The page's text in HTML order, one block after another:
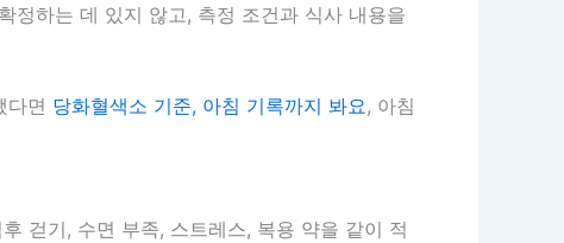
정하는 데 있지 않고, 측정 조건과 식사 내용을
다면 당화혈색소 기준, 아침 기록까지 봐요, 아침
걷기, 수면 부족, 스트레스, 복용 약을 같이 적